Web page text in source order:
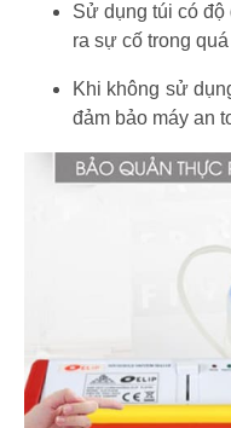
Sử dụng túi có độ
ra sự cố trong
Khi không sử
đảm bảo máy an